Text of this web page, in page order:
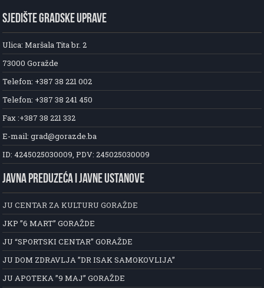
SJEDIŠTE GRADSKE UPRAVE
Ulica: Maršala Tita br. 2
73000 Goražde
Telefon: +387 38 221 002
Telefon: +387 38 241 450
Fax :+387 38 221 332
E-mail: grad@gorazde.ba
ID: 4245025030009, PDV: 245025030009
JAVNA PREDUZEĆA I JAVNE USTANOVE
JU CENTAR ZA KULTURU GORAŽDE
JKP ”6 MART” GORAŽDE
JU “SPORTSKI CENTAR” GORAŽDE
JU DOM ZDRAVLJA ”DR ISAK SAMOKOVLIJA”
JU APOTEKA ”9 MAJ” GORAŽDE